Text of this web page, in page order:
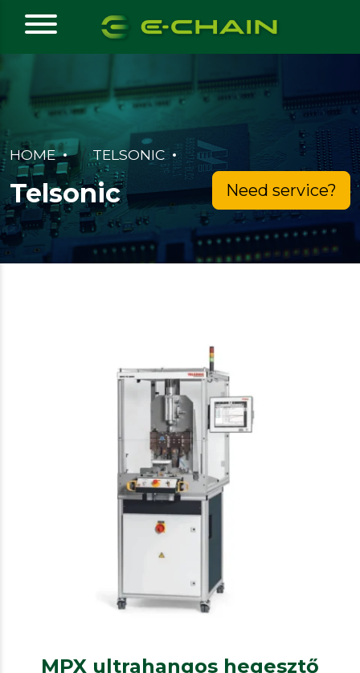
HOME TELSONIC
Telsonic Need service?
Telsonic
Metal welding
MPX ultrahangos hegesztő
rendszerek
MPX ultrahangos hegesztő